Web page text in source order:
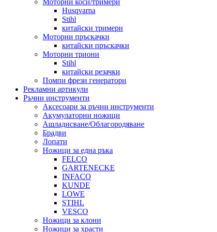
Моторни коси/тримери
Husqvarna
Stihl
китайски тримери
Моторни пръскачки
китайски пръскачки
Моторни триони
Stihl
китайски резачки
Помпи фрези генератори
Рекламни артикули
Ръчни инструменти
Аксесоари за ръчни инструменти
Акумулаторни ножици
Ашладисване/Облагородяване
Брадви
Лопати
Ножици за една ръка
FELCO
GARTENECKE
INFACO
KUNDE
LOWE
STIHL
VESCO
Ножици за клони
Ножици за храсти